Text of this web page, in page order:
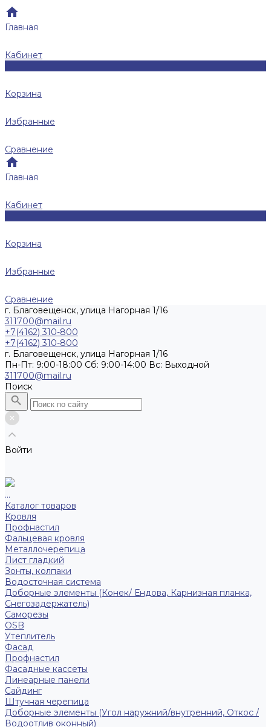
Главная
Кабинет
Корзина
Избранные
Сравнение
Главная
Кабинет
Корзина
Избранные
Сравнение
г. Благовещенск, улица Нагорная 1/16
311700@mail.ru
+7(4162) 310-800
+7(4162) 310-800
г. Благовещенск, улица Нагорная 1/16
Пн-Пт: 9:00-18:00 Cб: 9:00-14:00 Вс: Выходной
311700@mail.ru
Поиск
Войти
...
Каталог товаров
Кровля
Профнастил
Фальцевая кровля
Металлочерепица
Лист гладкий
Зонты, колпаки
Водосточная система
Доборные элементы (Конек/ Ендова, Карнизная планка,
Снегозадержатель)
Саморезы
ОSB
Утеплитель
Фасад
Профнастил
Фасадные кассеты
Линеарные панели
Сайдинг
Штучная черепица
Доборные элементы (Угол наружний/внутренний, Откос /
Водоотлив оконный)